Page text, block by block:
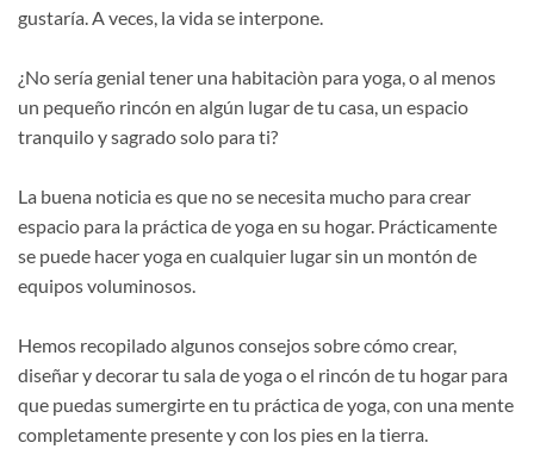
gustaría. A veces, la vida se interpone.
¿No sería genial tener una habitaciòn para yoga, o al menos
un pequeño rincón en algún lugar de tu casa, un espacio
tranquilo y sagrado solo para ti?
La buena noticia es que no se necesita mucho para crear
espacio para la práctica de yoga en su hogar. Prácticamente
se puede hacer yoga en cualquier lugar sin un montón de
equipos voluminosos.
Hemos recopilado algunos consejos sobre cómo crear,
diseñar y decorar tu sala de yoga o el rincón de tu hogar para
que puedas sumergirte en tu práctica de yoga, con una mente
completamente presente y con los pies en la tierra.